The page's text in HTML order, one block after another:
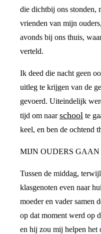
die dichtbij ons stonden,
vrienden van mijn
avonds bij ons thuis,
verteld.
Ik deed die nacht geen
uitleg te krijgen van de
gevoerd. Uiteindelijk
tijd om naarschool te
keel, en ben de ochtend
MIJN OUDERS GAAN
Tussen de middag,
klasgenoten even naar
moeder en vader samen
op dat moment werd op
en hij zou mij helpen het